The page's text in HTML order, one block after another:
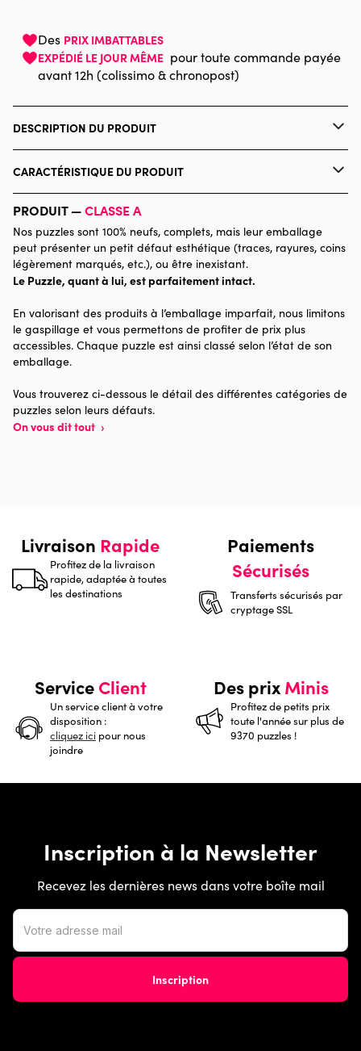
Des PRIX IMBATTABLES
EXPÉDIÉ LE JOUR MÊME pour toute commande payée
avant 12h (colissimo & chronopost)
DESCRIPTION DU PRODUIT
Millie Putland
CARACTÉRISTIQUE DU PRODUIT
Catégorie Puzzles - Villes et Villages
Age
à partir de 6 ans (50 à 100
Provenance Made in France
Dimensions
PRODUIT —CLASSE A
Nos puzzles sont 100% neufs, complets, mais leur emballage
peut présenter un petit défaut esthétique (traces, rayures, coins
légèrement marqués, etc.), ou être inexistant.
Le Puzzle, quant à lui, est parfaitement intact.
En valorisant des produits à l’emballage imparfait, nous limitons
le gaspillage et vous permettons de profiter de prix plus
accessibles. Chaque puzzle est ainsi classé selon l’état de son
emballage.
Vous trouverez ci-dessous le détail des différentes catégories de
puzzles selon leurs défauts.
On vous dit tout ›
Livraison Rapide
Profitez de la livraison
rapide, adaptée à toutes
les destinations
Paiements
Sécurisés
Transferts sécurisés par
cryptage SSL
ServiceClient
Un service client à votre
disposition :
cliquez ici pour nous
joindre
Des prixMinis
Profitez de petits prix
toute l'année sur plus de
9370 puzzles !
Inscription à la Newsletter
Recevez les dernières news dans votre boîte mail